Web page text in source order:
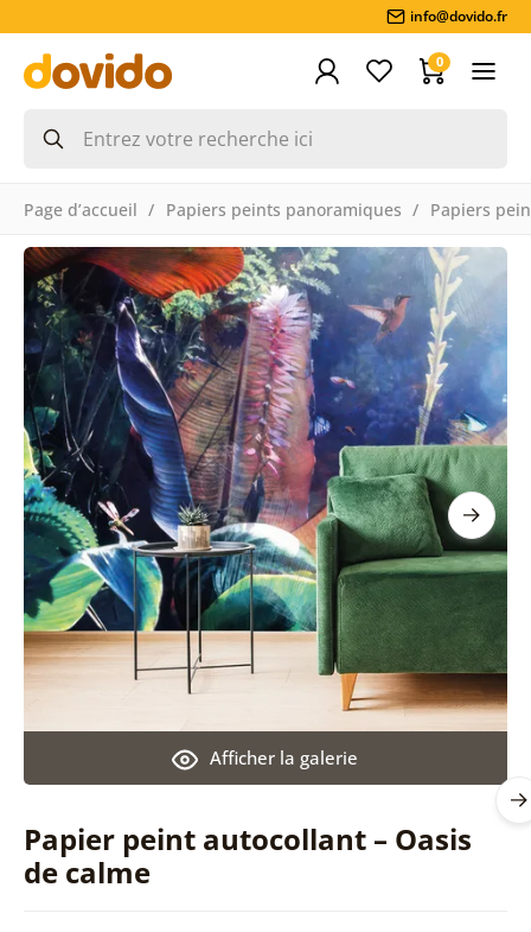
info@dovido.fr
0
Page d’accueil Papiers peints panoramiques Papiers
Papier peint autocollant – Oasis
de calme
Afficher la galerie